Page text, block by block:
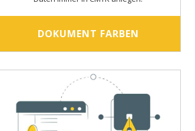
DOKUMENT FARBEN